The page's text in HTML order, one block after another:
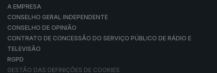
A EMPRESA
CONSELHO GERAL INDEPENDENTE
CONSELHO DE OPINIÃO
CONTRATO DE CONCESSÃO DO SERVIÇO PÚBLICO DE RÁDIO E
TELEVISÃO
RGPD
GESTÃO DAS DEFINIÇÕES DE COOKIES